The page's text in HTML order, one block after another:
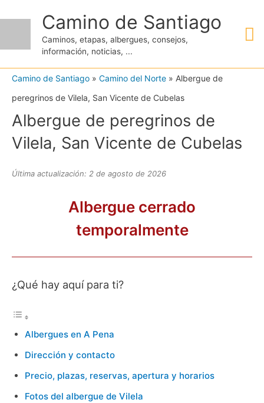
contenido
Camino de Santiago
Caminos, etapas, albergues, consejos,
información, noticias, ...
Camino de Santiago » Camino del Norte » Albergue de
peregrinos de Vilela, San Vicente de Cubelas
Albergue de peregrinos de
Vilela, San Vicente de Cubelas
Última actualización: 2 de agosto de 2026
Albergue cerrado
temporalmente
¿Qué hay aquí para ti?
Albergues en A Pena
Dirección y contacto
Precio, plazas, reservas, apertura y horarios
Fotos del albergue de Vilela